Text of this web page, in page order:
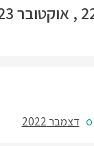
דצמבר 2022